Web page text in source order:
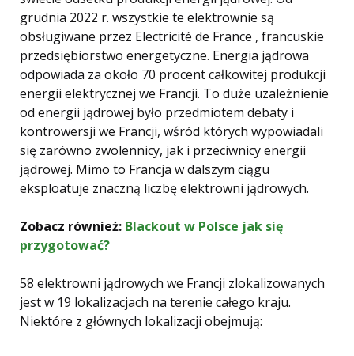
grudnia 2022 r. wszystkie te elektrownie są
obsługiwane przez Electricité de France , francuskie
przedsiębiorstwo energetyczne. Energia jądrowa
odpowiada za około 70 procent całkowitej produkcji
energii elektrycznej we Francji. To duże uzależnienie
od energii jądrowej było przedmiotem debaty i
kontrowersji we Francji, wśród których wypowiadali
się zarówno zwolennicy, jak i przeciwnicy energii
jądrowej. Mimo to Francja w dalszym ciągu
eksploatuje znaczną liczbę elektrowni jądrowych.
Zobacz również: Blackout w Polsce jak się
przygotować?
58 elektrowni jądrowych we Francji zlokalizowanych
jest w 19 lokalizacjach na terenie całego kraju.
Niektóre z głównych lokalizacji obejmują: